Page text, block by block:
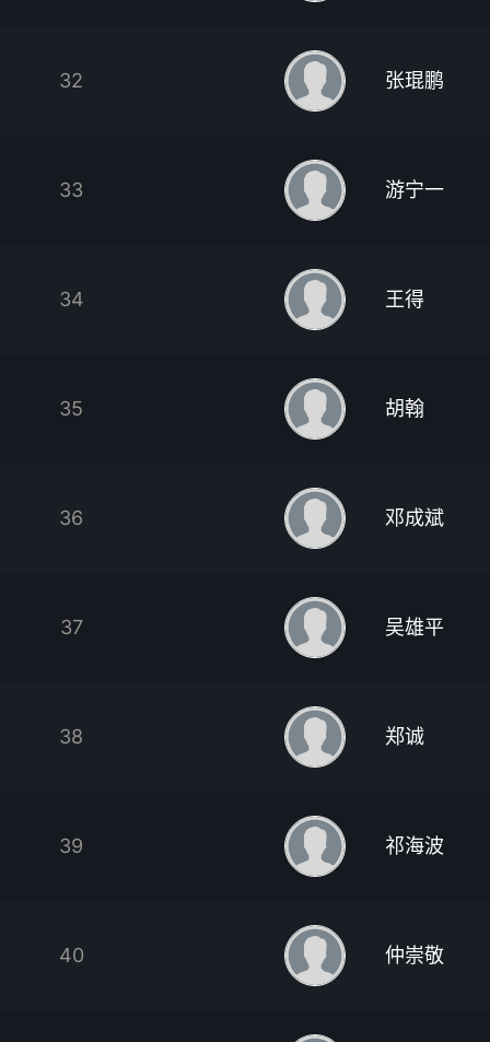
32 张琨鹏
33 游宁一
34 王得
35 胡翰
36 邓成斌
37 吴雄平
38 郑诚
39 祁海波
40 仲崇敬